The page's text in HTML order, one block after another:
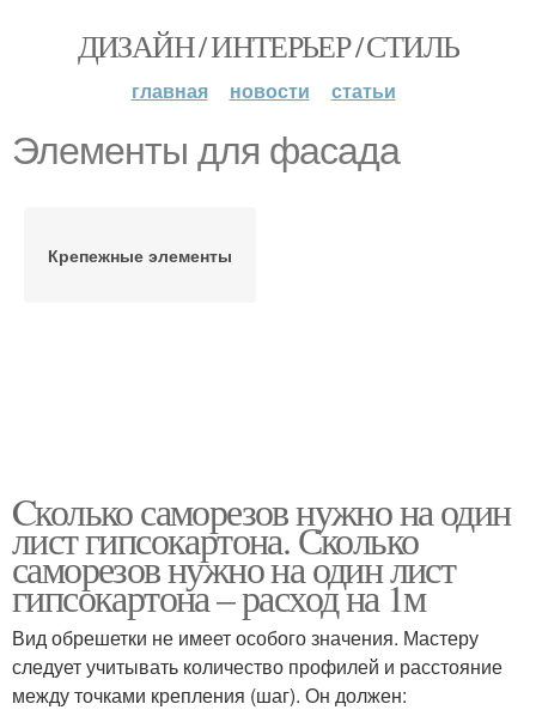
ДИЗАЙН / ИНТЕРЬЕР / СТИЛЬ
главная новости статьи
Элементы для фасада
Крепежные элементы
Cколько саморезов нужно на один
лист гипсокартона. Сколько
саморезов нужно на один лист
гипсокартона – расход на 1м
Вид обрешетки не имеет особого значения. Мастеру
следует учитывать количество профилей и расстояние
между точками крепления (шаг). Он должен: